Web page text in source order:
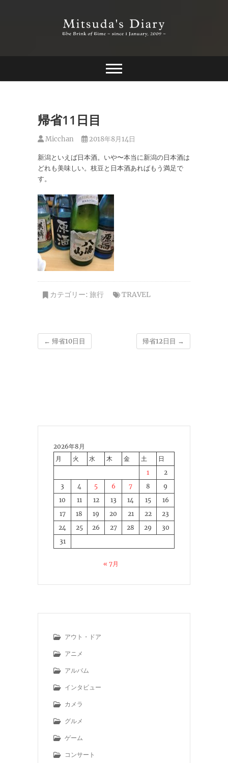
Mitsuda's Diary
帰省11日目
Micchan 2018年8月14日
新潟といえば日本酒。いや〜本当に新潟の日本酒は
どれも美味しい。枝豆と日本酒あればもう満足で
す。
カテゴリー: 旅行 TRAVEL
← 帰省10日目 帰省12日目 →
2026年8月
月
火 水 木 金 土
日
1
2
3
4 5 6 7 8
9
10
11 12 13 14 15
16
17
18 19 20 21 22
23
24
25 26 27 28 29
30
31
« 7月
アウト・ドア
アニメ
アルバム
インタビュー
カメラ
グルメ
ゲーム
コンサート